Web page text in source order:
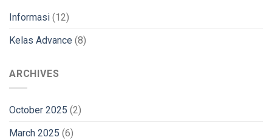
Informasi (12)
Kelas Advance (8)
ARCHIVES
October 2025 (2)
March 2025 (6)